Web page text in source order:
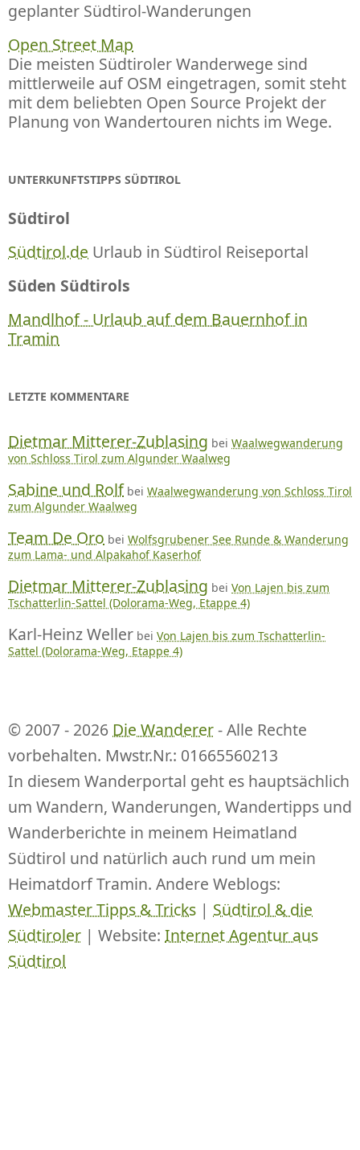
geplanter Südtirol-Wanderungen
Open Street Map
Die meisten Südtiroler Wanderwege sind
mittlerweile auf OSM eingetragen, somit steht
mit dem beliebten Open Source Projekt der
Planung von Wandertouren nichts im Wege.
UNTERKUNFTSTIPPS SÜDTIROL
Südtirol
Südtirol.de Urlaub in Südtirol Reiseportal
Süden Südtirols
Mandlhof - Urlaub auf dem Bauernhof in
Tramin
LETZTE KOMMENTARE
Dietmar Mitterer-Zublasing bei Waalwegwanderung
von Schloss Tirol zum Algunder Waalweg
Sabine und Rolf bei Waalwegwanderung von Schloss Tirol
zum Algunder Waalweg
Team De Oro bei Wolfsgrubener See Runde & Wanderung
zum Lama- und Alpakahof Kaserhof
Dietmar Mitterer-Zublasing bei Von Lajen bis zum
Tschatterlin-Sattel (Dolorama-Weg, Etappe 4)
Karl-Heinz Weller bei Von Lajen bis zum Tschatterlin-
Sattel (Dolorama-Weg, Etappe 4)
© 2007 - 2026 Die Wanderer- Alle Rechte
vorbehalten. Mwstr.Nr.: 01665560213
In diesem Wanderportal geht es hauptsächlich
um Wandern, Wanderungen, Wandertipps und
Wanderberichte in meinem Heimatland
Südtirol und natürlich auch rund um mein
Heimatdorf Tramin. Andere Weblogs:
Webmaster Tipps & Tricks | Südtirol & die
Südtiroler | Website: Internet Agentur aus
Südtirol